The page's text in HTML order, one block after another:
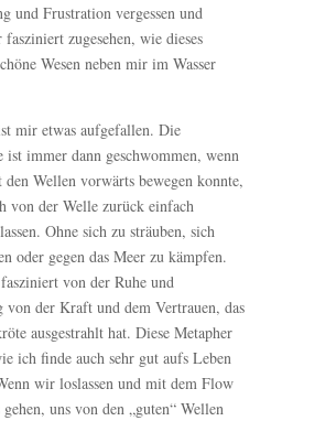
und Frustration vergessen und
zugesehen, wie dieses
Wesen neben mir im Wasser
mir etwas aufgefallen. Die
ist immer dann geschwommen, wenn
Wellen vorwärts bewegen konnte,
von der Welle zurück einfach
Ohne sich zu sträuben, sich
oder gegen das Meer zu kämpfen.
von der Ruhe und
von der Kraft und dem Vertrauen, das
ausgestrahlt hat. Diese Metapher
ich finde auch sehr gut aufs Leben
wir loslassen und mit dem Flow
gehen, uns von den „guten“ Wellen